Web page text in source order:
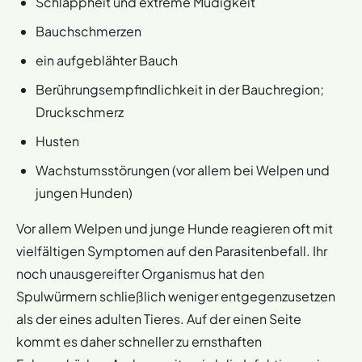
besser sind also die Chancen auf Heilung.
Bauchschmerzen
ein aufgeblähter Bauch
Berührungsempfindlichkeit in der Bauchregion;
Druckschmerz
Husten
Wachstumsstörungen (vor allem bei Welpen und
jungen Hunden)
Vor allem Welpen und junge Hunde reagieren oft mit
vielfältigen Symptomen auf den Parasitenbefall. Ihr
noch unausgereifter Organismus hat den
Spulwürmern schließlich weniger entgegenzusetzen
als der eines adulten Tieres. Auf der einen Seite
kommt es daher schneller zu ernsthaften